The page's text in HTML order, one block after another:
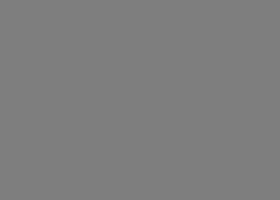
vigsel
och beredskap